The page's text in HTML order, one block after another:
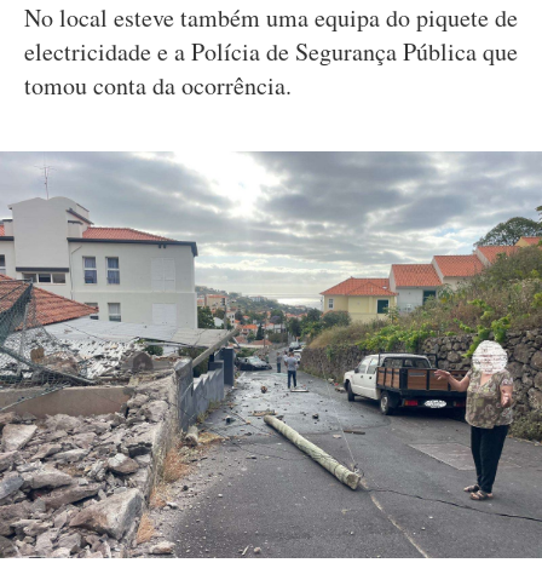
No local esteve também uma equipa do piquete de
electricidade e a Polícia de Segurança Pública que
tomou conta da ocorrência.